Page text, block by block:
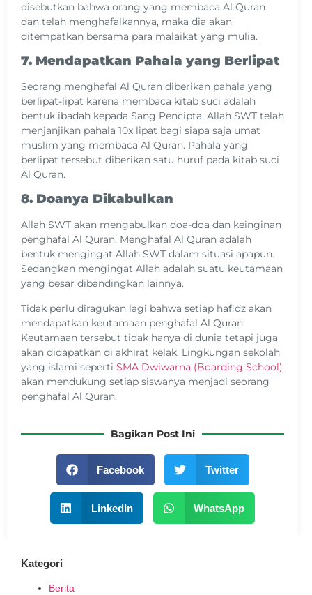
disebutkan bahwa orang yang membaca Al Quran
dan telah menghafalkannya, maka dia akan
ditempatkan bersama para malaikat yang mulia.
7. Mendapatkan Pahala yang Berlipat
Seorang menghafal Al Quran diberikan pahala yang
berlipat-lipat karena membaca kitab suci adalah
bentuk ibadah kepada Sang Pencipta. Allah SWT telah
menjanjikan pahala 10x lipat bagi siapa saja umat
muslim yang membaca Al Quran. Pahala yang
berlipat tersebut diberikan satu huruf pada kitab suci
Al Quran.
8. Doanya Dikabulkan
Allah SWT akan mengabulkan doa-doa dan keinginan
penghafal Al Quran. Menghafal Al Quran adalah
bentuk mengingat Allah SWT dalam situasi apapun.
Sedangkan mengingat Allah adalah suatu keutamaan
yang besar dibandingkan lainnya.
Tidak perlu diragukan lagi bahwa setiap hafidz akan
mendapatkan keutamaan penghafal Al Quran.
Keutamaan tersebut tidak hanya di dunia tetapi juga
akan didapatkan di akhirat kelak. Lingkungan sekolah
yang islami seperti SMA Dwiwarna (Boarding School)
akan mendukung setiap siswanya menjadi seorang
penghafal Al Quran.
Bagikan Post Ini
Facebook Twitter
LinkedIn WhatsApp
Kategori
Berita